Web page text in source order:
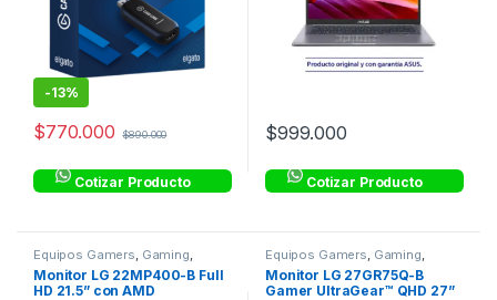
-13%
$770.000 $890.000
Cotizar Producto
$999.000
Cotizar Producto
Equipos Gamers, Gaming,
Monitores
Monitor LG 22MP400-B Full
HD 21.5” con AMD
Equipos Gamers, Gaming,
Monitores
Monitor LG 27GR75Q-B
Gamer UltraGear™ QHD 27”